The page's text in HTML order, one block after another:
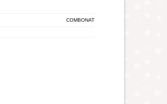
COMBONAT